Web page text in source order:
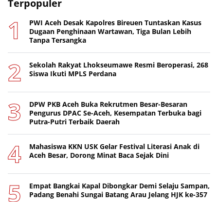
Terpopuler
PWI Aceh Desak Kapolres Bireuen Tuntaskan Kasus
Dugaan Penghinaan Wartawan, Tiga Bulan Lebih
Tanpa Tersangka
Sekolah Rakyat Lhokseumawe Resmi Beroperasi, 268
Siswa Ikuti MPLS Perdana
DPW PKB Aceh Buka Rekrutmen Besar-Besaran
Pengurus DPAC Se-Aceh, Kesempatan Terbuka bagi
Putra-Putri Terbaik Daerah
Mahasiswa KKN USK Gelar Festival Literasi Anak di
Aceh Besar, Dorong Minat Baca Sejak Dini
Empat Bangkai Kapal Dibongkar Demi Selaju Sampan,
Padang Benahi Sungai Batang Arau Jelang HJK ke-357